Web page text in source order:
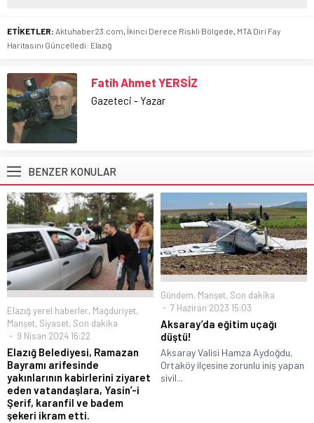
ETİKETLER: Aktuhaber23.com İkinci Derece Riskli Bölgede MTA Diri Fay
Haritasını Güncelledi: Elazığ
Fatih Ahmet YERSİZ
Gazeteci - Yazar
BENZER KONULAR
Elazığ yerel haberler, Mağduriyet,
Manşet, Siyaset, Son dakika
9 Nisan 2024 16:22
Elazığ Belediyesi, Ramazan
Bayramı arifesinde
yakınlarının kabirlerini ziyaret
eden vatandaşlara, Yasin’-i
Şerif, karanfil ve badem
şekeri ikram etti.
Gündem, Manşet, Son dakika
7 Haziran 2023 15:03
Aksaray’da eğitim uçağı
düştü!
Aksaray Valisi Hamza Aydoğdu,
Ortaköy ilçesine zorunlu iniş yapan
sivil...